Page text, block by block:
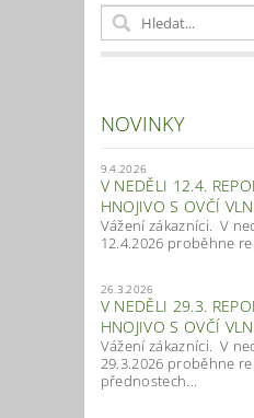
NOVINKY
9.4.2026
V NEDĚLI 12.4.
HNOJIVO S OVČÍ
Vážení zákazníci. V
12.4.2026 proběhne
26.3.2026
V NEDĚLI 29.3.
HNOJIVO S OVČÍ
Vážení zákazníci. V
29.3.2026 proběhne
přednostech...